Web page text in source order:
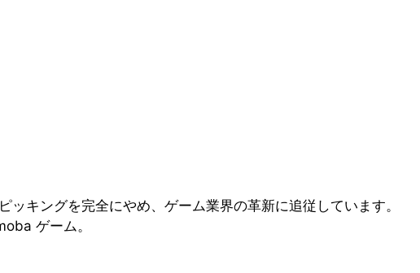
キングを完全にやめ、ゲーム業界の革新に追従しています。
ゲーム。